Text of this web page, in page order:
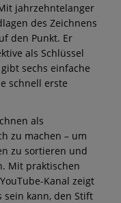
jahrzehntelanger
des Zeichnens
den Punkt. Er
als Schlüssel
sechs einfache
schnell erste
als
zu machen – um
zu sortieren und
Mit praktischen
Kanal zeigt
sein kann, den Stift